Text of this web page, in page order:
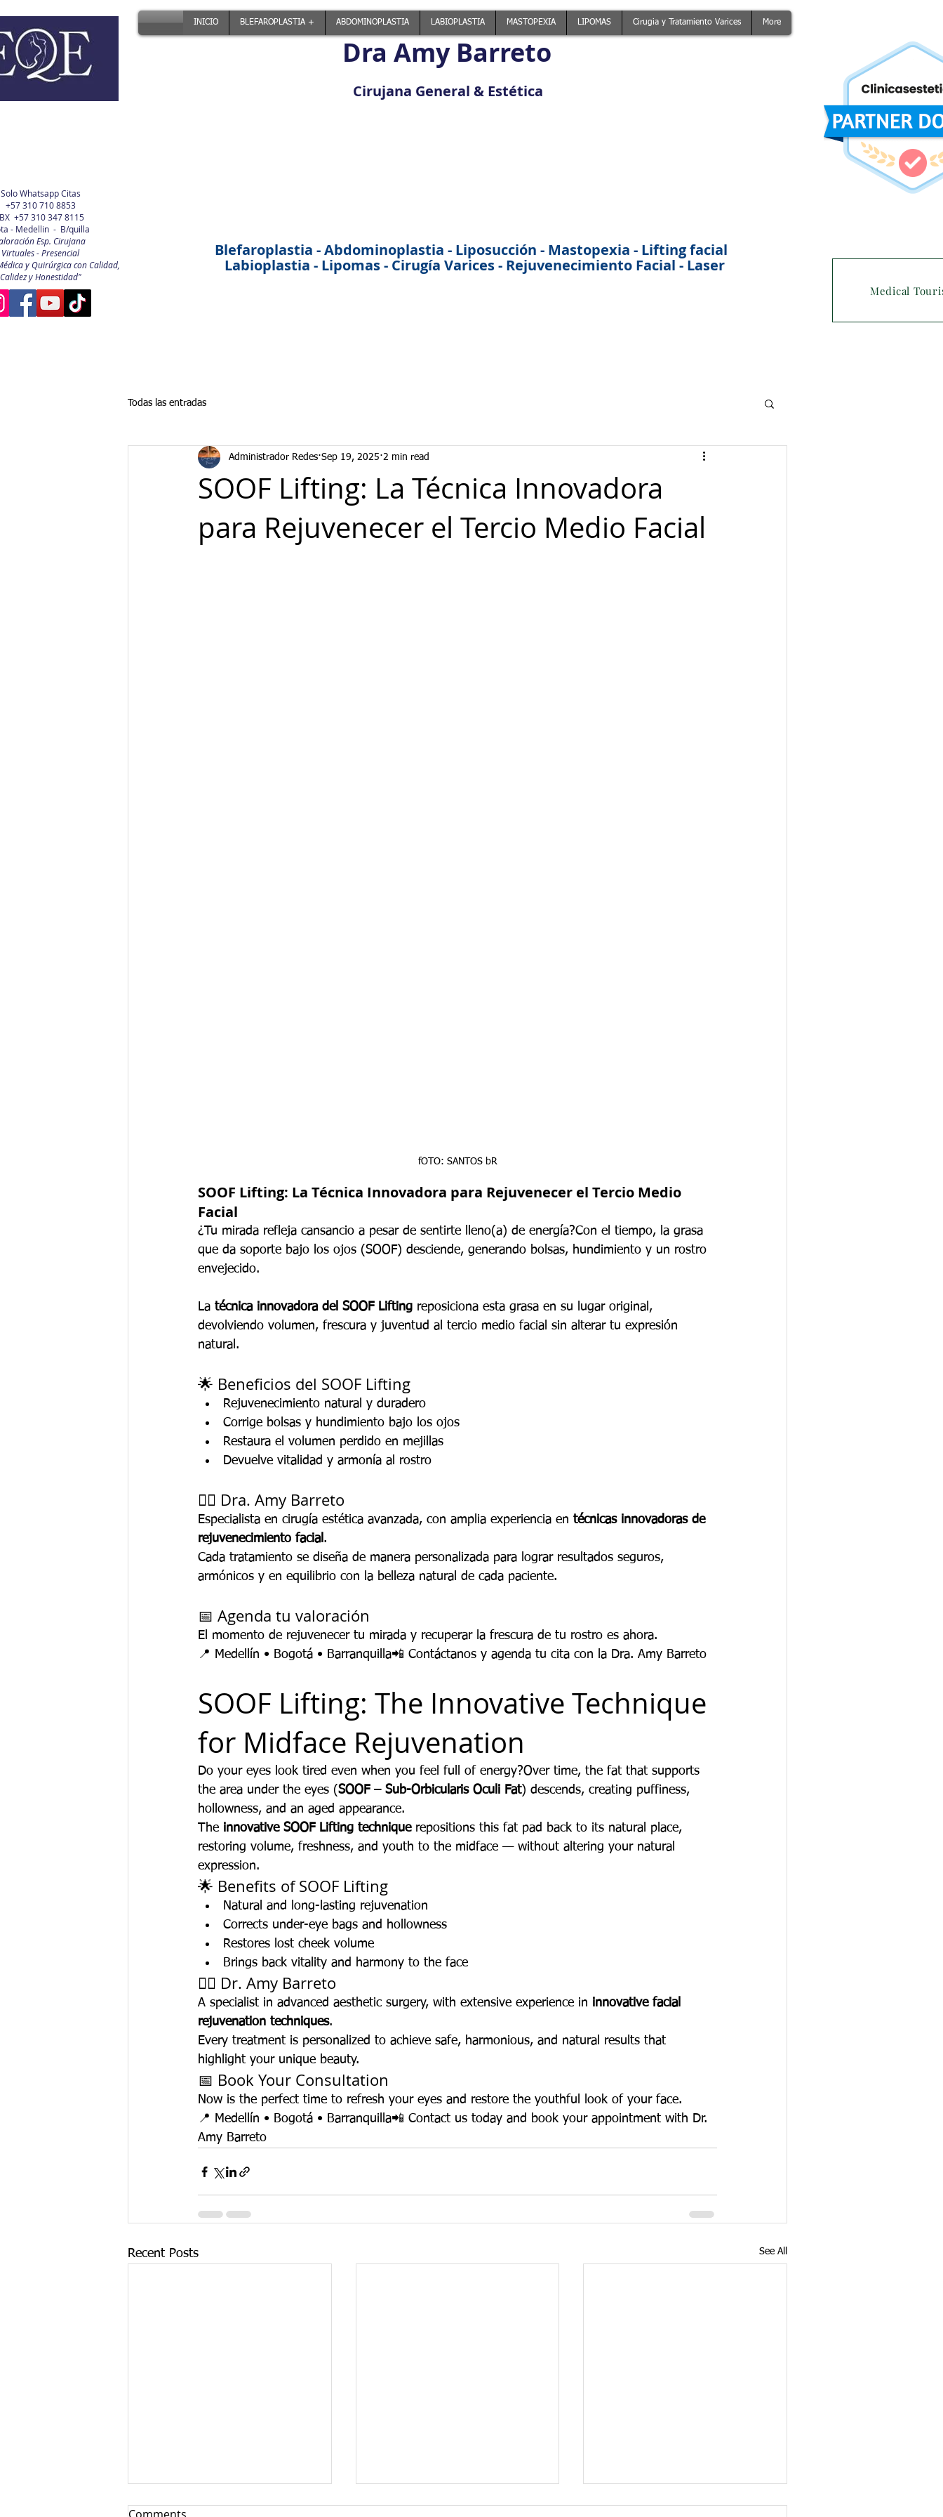
INICIO BLEFAROPLASTIA + ABDOMINOPLASTIA LABIOPLASTIA MASTOPEXIA LIPOMAS Cirugia y Tratamiento Varices More
Dra Amy Barreto
Cirujana General & Estética
Solo Whatsapp Citas
+57 310 710 8853
+57 310 347 8115
- Medellin - B/quilla
Esp. Cirujana
Virtuales - Presencial
y Quirúrgica con Calidad,
Calidez y Honestidad"
Blefaroplastia - Abdominoplastia - Liposucción - Mastopexia - Lifting facial
Labioplastia - Lipomas - Cirugía Varices - Rejuvenecimiento Facial - Laser
Medical
Todas las entradas
SOOF Lifting: La Técnica Innovadora
para Rejuvenecer el Tercio Medio Facial
Administrador Redes Sep 19, 2025 2 min read
fOTO: SANTOS bR
SOOF Lifting: La Técnica Innovadora para Rejuvenecer el Tercio Medio
Facial
¿Tu mirada refleja cansancio a pesar de sentirte lleno(a) de energía?Con el tiempo, la grasa
que da soporte bajo los ojos (SOOF) desciende, generando bolsas, hundimiento y un rostro
envejecido.
La técnica innovadora del SOOF Lifting reposiciona esta grasa en su lugar original,
devolviendo volumen, frescura y juventud al tercio medio facial sin alterar tu expresión
natural.
🌟 Beneficios del SOOF Lifting
Rejuvenecimiento natural y duradero
Corrige bolsas y hundimiento bajo los ojos
Restaura el volumen perdido en mejillas
Devuelve vitalidad y armonía al rostro
👩‍⚕️ Dra. Amy Barreto
Especialista en cirugía estética avanzada, con amplia experiencia en técnicas innovadoras de
rejuvenecimiento facial .
Cada tratamiento se diseña de manera personalizada para lograr resultados seguros,
armónicos y en equilibrio con la belleza natural de cada paciente.
📅 Agenda tu valoración
El momento de rejuvenecer tu mirada y recuperar la frescura de tu rostro es ahora.
📍 Medellín • Bogotá • Barranquilla📲 Contáctanos y agenda tu cita con la Dra. Amy Barreto
SOOF Lifting: The Innovative Technique
for Midface Rejuvenation
Do your eyes look tired even when you feel full of energy?Over time, the fat that supports
the area under the eyes (SOOF – Sub-Orbicularis Oculi Fat) descends, creating puffiness,
hollowness, and an aged appearance.
The innovative SOOF Lifting technique repositions this fat pad back to its natural place,
restoring volume, freshness, and youth to the midface — without altering your natural
expression.
🌟 Benefits of SOOF Lifting
Natural and long-lasting rejuvenation
Corrects under-eye bags and hollowness
Restores lost cheek volume
Brings back vitality and harmony to the face
👩‍⚕️ Dr. Amy Barreto
A specialist in advanced aesthetic surgery, with extensive experience in innovative facial
rejuvenation techniques.
Every treatment is personalized to achieve safe, harmonious, and natural results that
highlight your unique beauty.
📅 Book Your Consultation
Now is the perfect time to refresh your eyes and restore the youthful look of your face.
📍 Medellín • Bogotá • Barranquilla📲 Contact us today and book your appointment with Dr.
Amy Barreto
Recent Posts See All